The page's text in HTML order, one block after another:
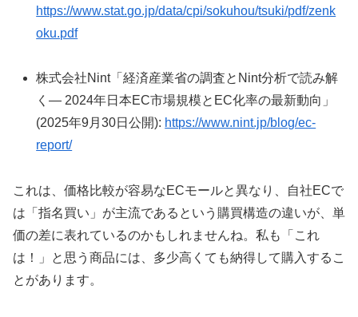
https://www.stat.go.jp/data/cpi/sokuhou/tsuki/pdf/zenk
oku.pdf
株式会社Nint「経済産業省の調査とNint分析で読み解
く— 2024年日本EC市場規模とEC化率の最新動向」
(2025年9月30日公開): https://www.nint.jp/blog/ec-
report/
これは、価格比較が容易なECモールと異なり、自社ECで
は「指名買い」が主流であるという購買構造の違いが、単
価の差に表れているのかもしれませんね。私も「これ
は！」と思う商品には、多少高くても納得して購入するこ
とがあります。